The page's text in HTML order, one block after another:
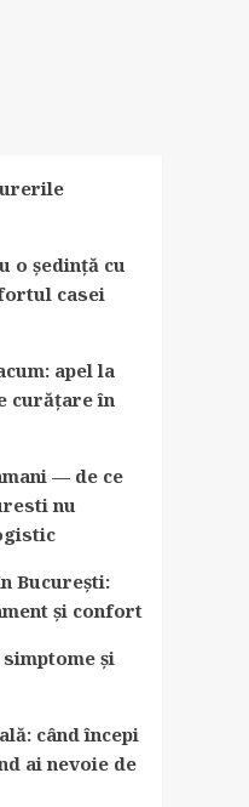
o ședință cu
casei
apel la
curățare în
— de ce
nu
București:
și confort
și
când începi
ai nevoie de